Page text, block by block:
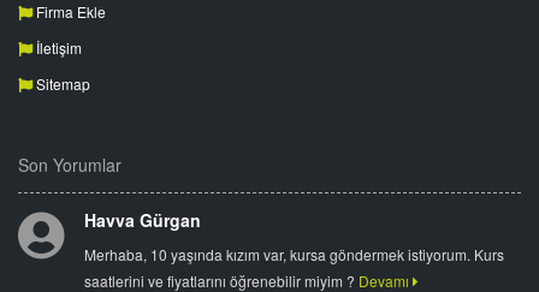
Firma Ekle
İletişim
Sitemap
Son Yorumlar
Havva Gürgan
Merhaba, 10 yaşında kızım var, kursa göndermek istiyorum. Kurs
saatlerini ve fiyatlarını öğrenebilir miyim ? Devamı